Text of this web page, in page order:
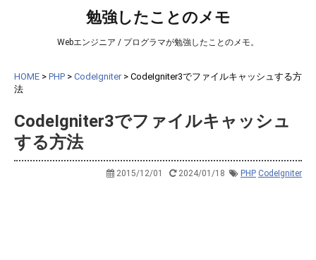
勉強したことのメモ
Webエンジニア / プログラマが勉強したことのメモ。
HOME > PHP > CodeIgniter> CodeIgniter3でファイルキャッシュする方
法
CodeIgniter3でファイルキャッシュ
する方法
2015/12/01 2024/01/18 PHP CodeIgniter